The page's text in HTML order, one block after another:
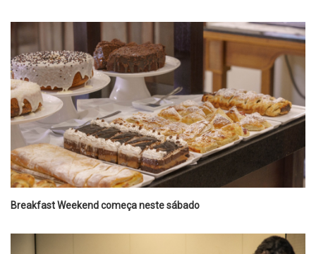
Breakfast Weekend começa neste sábado